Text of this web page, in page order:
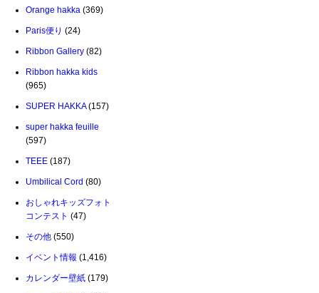
Orange hakka (369)
Paris便り (24)
Ribbon Gallery (82)
Ribbon hakka kids
(965)
SUPER HAKKA(157)
super hakka feuille
(597)
TEEE (187)
Umbilical Cord (80)
おしゃれキッズフォト
コンテスト (47)
その他 (550)
イベント情報 (1,416)
カレンダー壁紙 (179)